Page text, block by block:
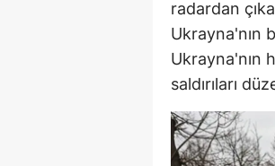
radardan
Ukrayna'nın
Ukrayna'nın
saldırıları